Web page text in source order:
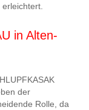
in Alten-
der
Rolle, da